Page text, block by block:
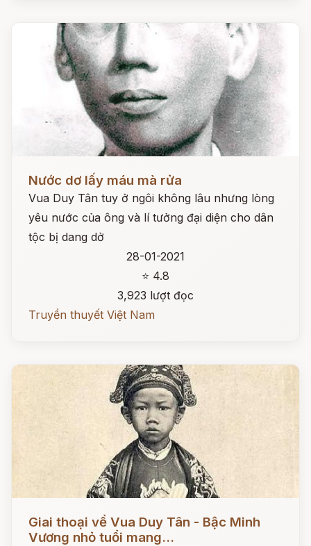
Nước dơ lấy máu mà rửa
Vua Duy Tân tuy ở ngôi không lâu nhưng lòng
yêu nước của ông và lí tưởng đại diện cho dân
tộc bị dang dở
28-01-2021
⭐ 4.8
3,923 lượt đọc
Truyền thuyết Việt Nam
Giai thoại về Vua Duy Tân - Bậc Minh
Vương nhỏ tuổi mang...